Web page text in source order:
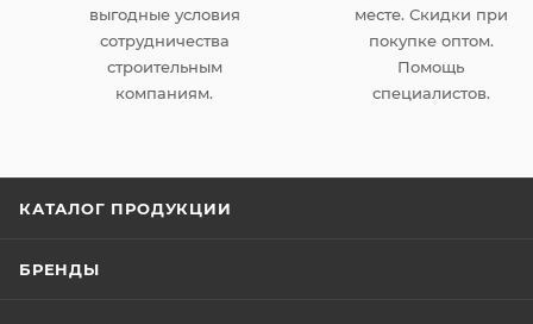
выгодные условия
сотрудничества
строительным
компаниям.
месте. Скидки при
покупке оптом.
Помощь
специалистов.
КАТАЛОГ ПРОДУКЦИИ
БРЕНДЫ